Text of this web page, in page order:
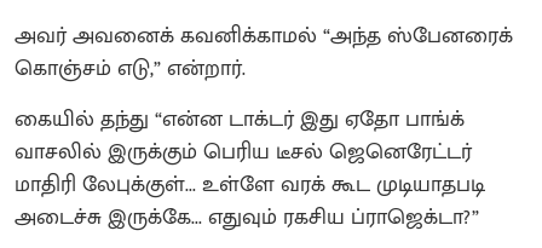
அவர் அவனைக் கவனிக்காமல் “அந்த ஸ்பேனரைக்
கொஞ்சம் எடு,” என்றார்.
கையில் தந்து “என்ன டாக்டர் இது ஏதோ பாங்க்
வாசலில் இருக்கும் பெரிய டீசல் ஜெனெரேட்டர்
மாதிரி லேபுக்குள்... உள்ளே வரக் கூட முடியாதபடி
அடைச்சு இருக்கே... எதுவும் ரகசிய ப்ராஜெக்டா?”